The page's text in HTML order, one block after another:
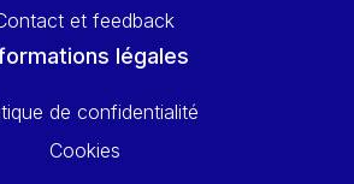
et feedback
légales
de confidentialité
Cookies